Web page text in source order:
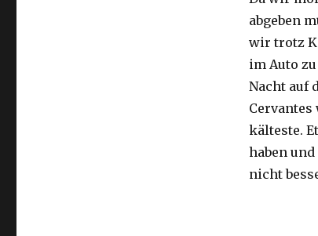
abgeben
wir trotz
im Auto
Nacht auf
kälteste.
haben
nicht